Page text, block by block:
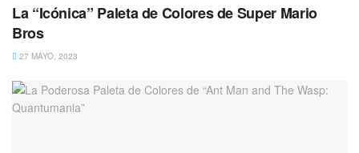
La “Icónica” Paleta de Colores de Super Mario
Bros
27 MAYO, 2023